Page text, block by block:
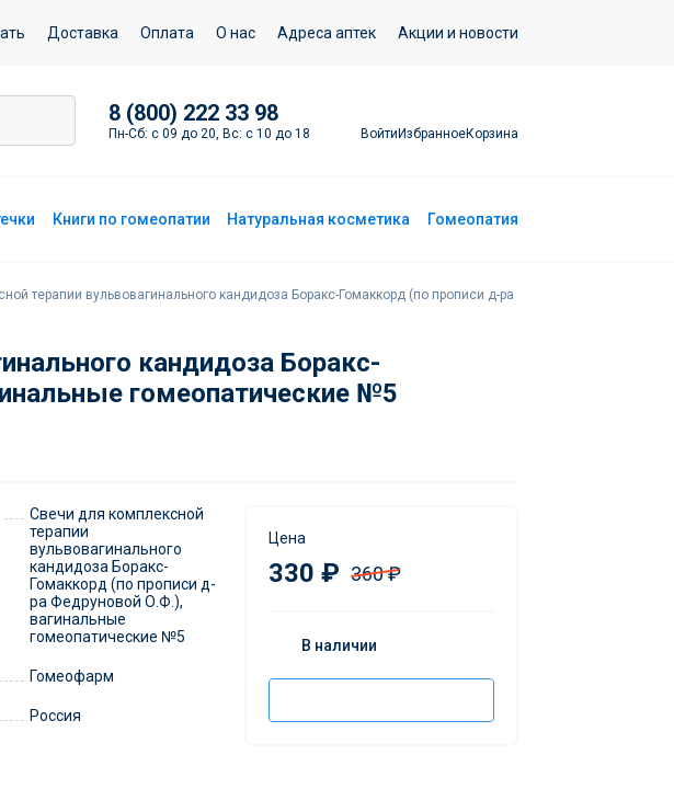
Доставка Оплата О нас Адреса аптек Акции и новости
8 (800) 222 33 98
Пн-Сб: с 09 до 20, Вс: с 10 до 18 ВойтиИзбранноеКорзина
Книги по гомеопатии Натуральная косметика Гомеопатия
терапии вульвовагинального кандидоза Боракс-Гомаккорд (по прописи д-ра Федруновой О.Ф.),
кандидоза Боракс-
гомеопатические №5
Добавить в корзину
Свечи для комплексной
терапии
вульвовагинального
кандидоза Боракс-
Гомаккорд (по прописи д-
ра Федруновой О.Ф.),
вагинальные
гомеопатические №5
Гомеофарм
Россия
Цена
330 ₽ 360 ₽
В наличии